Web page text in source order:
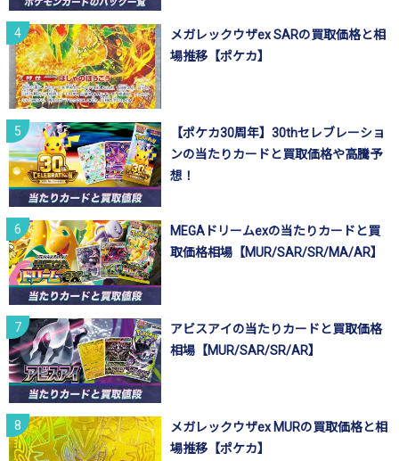
メガレックウザex SARの買取価格と相
場推移【ポケカ】
【ポケカ30周年】30thセレブレーショ
ンの当たりカードと買取価格や高騰予
想！
MEGAドリームexの当たりカードと買
取価格相場【MUR/SAR/SR/MA/AR】
アビスアイの当たりカードと買取価格
相場【MUR/SAR/SR/AR】
メガレックウザex MURの買取価格と相
場推移【ポケカ】